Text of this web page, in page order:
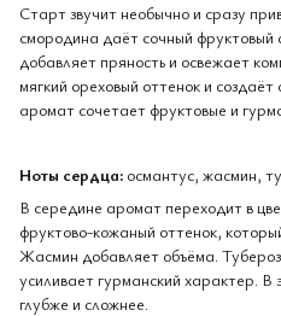
Старт звучит необычно и сразу
смородина даёт сочный
добавляет пряность и освежает
мягкий ореховый оттенок и
аромат сочетает фруктовые и
Ноты сердца: османтус, жасмин,
В середине аромат переходит в
фруктово-кожаный оттенок,
Жасмин добавляет объёма.
усиливает гурманский характер. В
глубже и сложнее.